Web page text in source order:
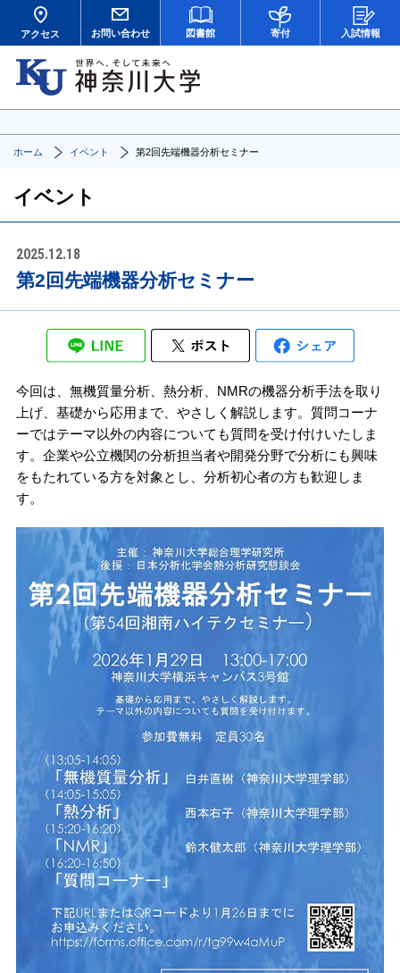
アクセス お問い合わせ 図書館 寄付 入試情報
ホーム イベント 第2回先端機器分析セミナー
イベント
2025.12.18
第2回先端機器分析セミナー
今回は、無機質量分析、熱分析、NMRの機器分析手法を取り
上げ、基礎から応用まで、やさしく解説します。質問コーナ
ーではテーマ以外の内容についても質問を受け付けいたしま
す。企業や公立機関の分析担当者や開発分野で分析にも興味
をもたれている方を対象とし、分析初心者の方も歓迎しま
す。